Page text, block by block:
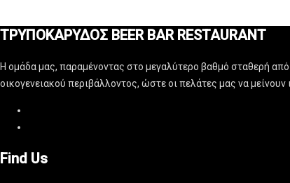
ΤΡΥΠΟΚΑΡΥΔΟΣ BEER BAR RESTAURANT
Η ομάδα μας, παραμένοντας στο μεγαλύτερο βαθμό σταθερή από
οικογενειακού περιβάλλοντος, ώστε οι πελάτες μας να
Find Us